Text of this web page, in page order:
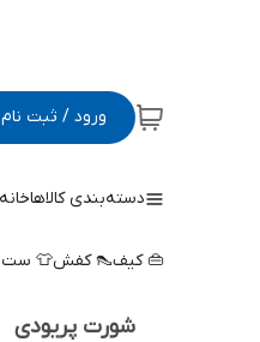
ورود / ثبت نام
دسته‌بندی کالاهاخانه
👜 کیف👠 کفش👕 ست
شورت پریودی